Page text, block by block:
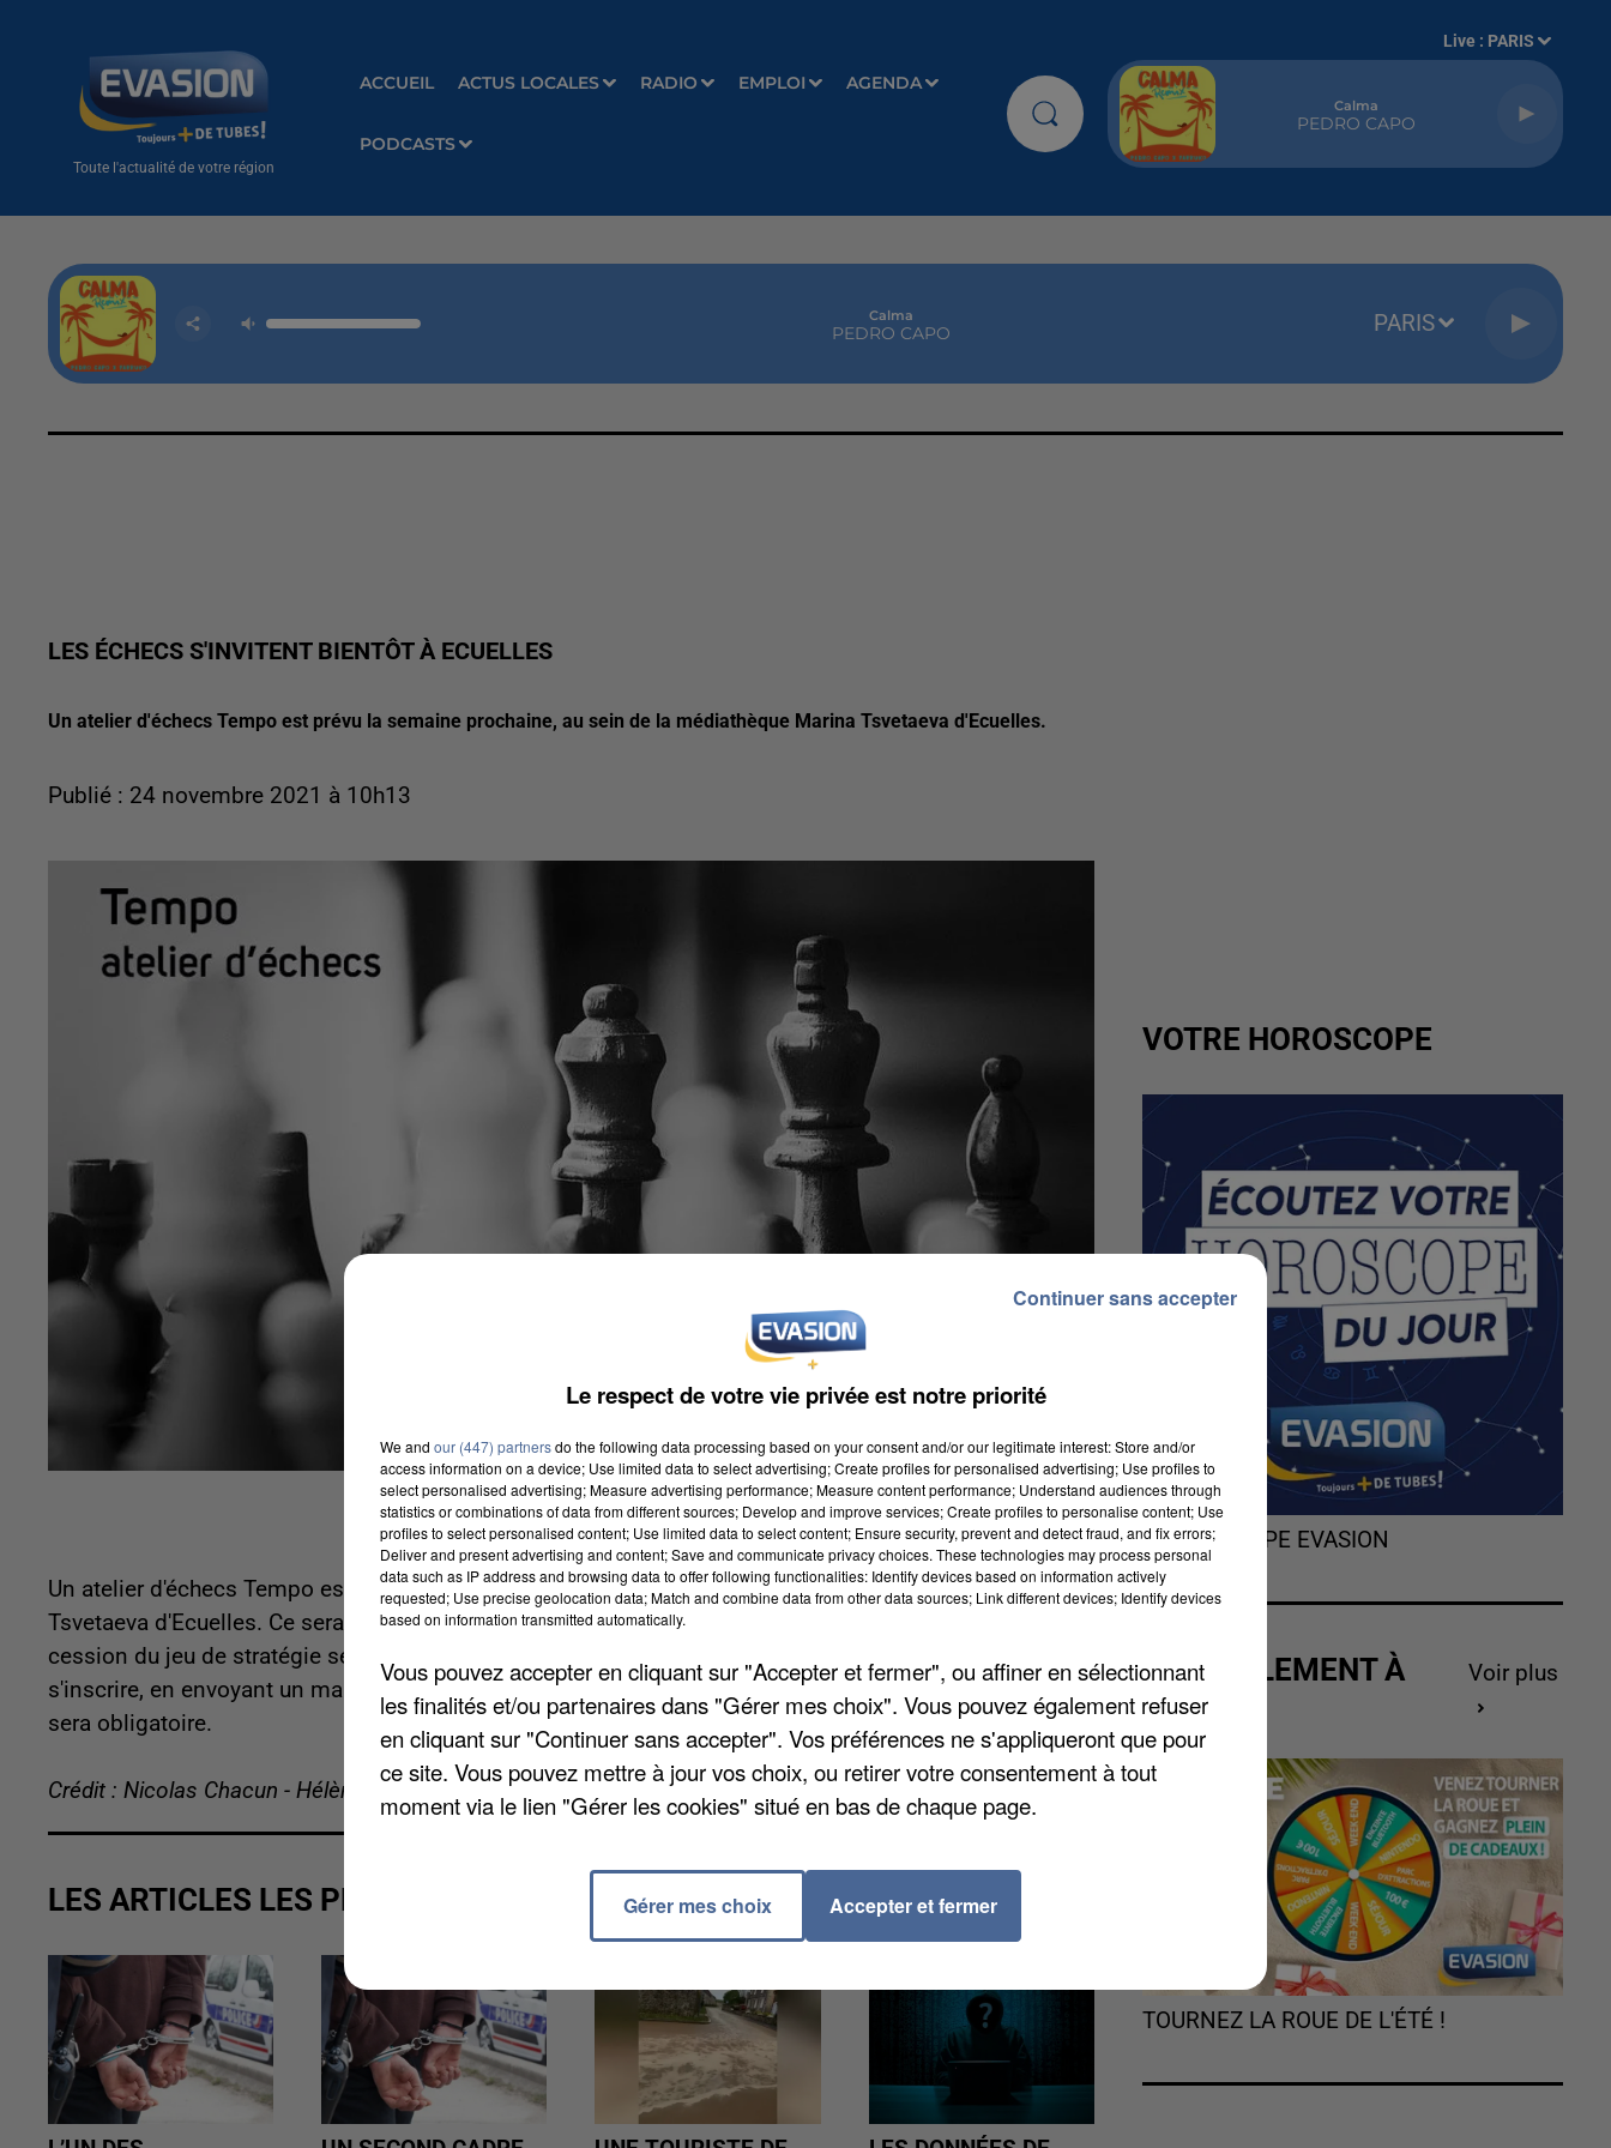
Toute l'actualité de votre région
ACCUEIL ACTUS LOCALES RADIO EMPLOI AGENDA
PODCASTS
Live : PARIS
Calma
PEDRO CAPO
Calma
PEDRO CAPO PARIS
LES ÉCHECS S'INVITENT BIENTÔT À ECUELLES
Un atelier d'échecs Tempo est prévu la semaine prochaine, au sein de la médiathèque Marina Tsvetaeva d'Ecuelles.
Publié : 24 novembre 2021 à 10h13
Un atelier d'échecs Tempo est prévu la semaine prochaine, au sein de la médiathèque Marina
Tsvetaeva d'Ecuelles. Ce sera précisément le mercredi 1er décembre 2021 de 16h à 17h30. Cette
cession du jeu de stratégie sera adaptée pour les débutants et amateurs à partir de 7 ans. Il faut
s'inscrire, en envoyant un mail à l'adresse
mediatheques@moretloingetorvanne.fr
. Le pass sanitaire
sera obligatoire.
Crédit : Nicolas Chacun - Hélène Virat
LES ARTICLES LES PLUS VUS
VOTRE HOROSCOPE
L'HOROSCOPE EVASION
ACTUELLEMENT À
GAGNER
Voir plus
TOURNEZ LA ROUE DE L'ÉTÉ !
Le respect de votre vie privée est notre priorité
We and our (447) partnersdo the following data processing based on your consent and/or our legitimate interest: Store and/or
access information on a device; Use limited data to select advertising; Create profiles for personalised advertising; Use profiles to
select personalised advertising; Measure advertising performance; Measure content performance; Understand audiences through
statistics or combinations of data from different sources; Develop and improve services; Create profiles to personalise content; Use
profiles to select personalised content; Use limited data to select content; Ensure security, prevent and detect fraud, and fix errors;
Deliver and present advertising and content; Save and communicate privacy choices. These technologies may process personal
data such as IP address and browsing data to offer following functionalities: Identify devices based on information actively
requested; Use precise geolocation data; Match and combine data from other data sources; Link different devices; Identify devices
based on information transmitted automatically.
Vous pouvez accepter en cliquant sur "Accepter et fermer", ou affiner en sélectionnant
les finalités et/ou partenaires dans "Gérer mes choix". Vous pouvez également refuser
en cliquant sur "Continuer sans accepter". Vos préférences ne s'appliqueront que pour
ce site. Vous pouvez mettre à jour vos choix, ou retirer votre consentement à tout
moment via le lien "Gérer les cookies" situé en bas de chaque page.
Gérer mes choix Accepter et fermer
Continuer sans accepter